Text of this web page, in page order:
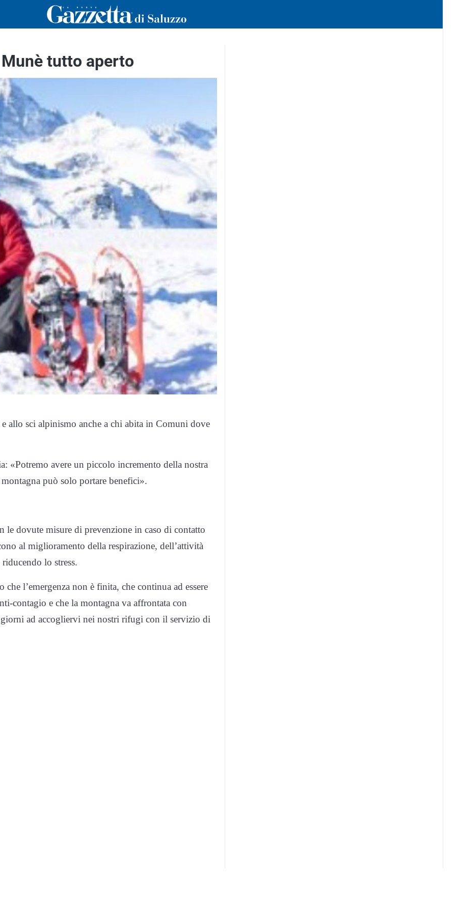
tutto aperto
allo sci alpinismo anche a chi abita in Comuni dove
«Potremo avere un piccolo incremento della nostra
può solo portare benefici».
le dovute misure di prevenzione in caso di contatto
al miglioramento della respirazione, dell’attività
lo stress.
l’emergenza non è finita, che continua ad essere
contagio e che la montagna va affrontata con
ad accogliervi nei nostri rifugi con il servizio di